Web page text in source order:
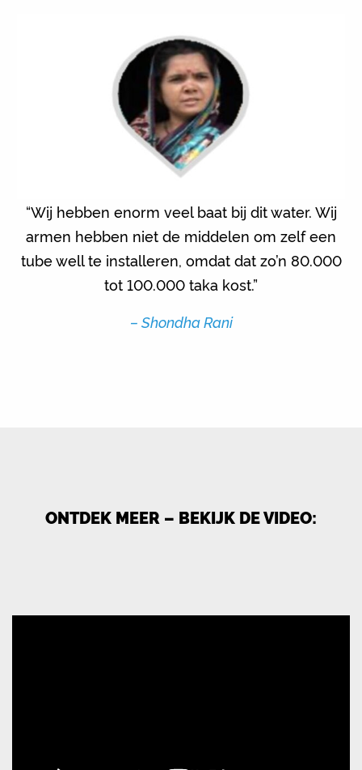
“Wij hebben enorm veel baat bij dit water. Wij
armen hebben niet de middelen om zelf een
tube well te installeren, omdat dat zo’n 80.000
tot 100.000 taka kost.”
– Shondha Rani
ONTDEK MEER – BEKIJK DE VIDEO: